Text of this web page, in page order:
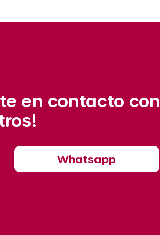
en contacto con
Whatsapp